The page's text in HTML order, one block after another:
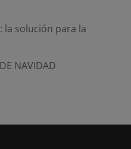
la solución para la
NAVIDAD